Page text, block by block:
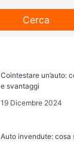
Cerca
Cointestare un’auto:
e svantaggi
19 Dicembre 2024
Auto invendute: cosa